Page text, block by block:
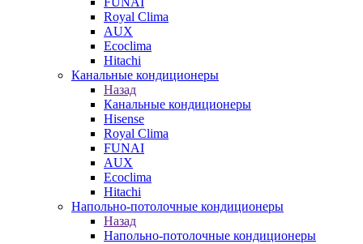
Royal Clima
AUX
Ecoclima
Hitachi
Канальные кондиционеры
Назад
Канальные кондиционеры
Hisense
Royal Clima
FUNAI
AUX
Ecoclima
Hitachi
Напольно-потолочные кондиционеры
Назад
Напольно-потолочные кондиционеры